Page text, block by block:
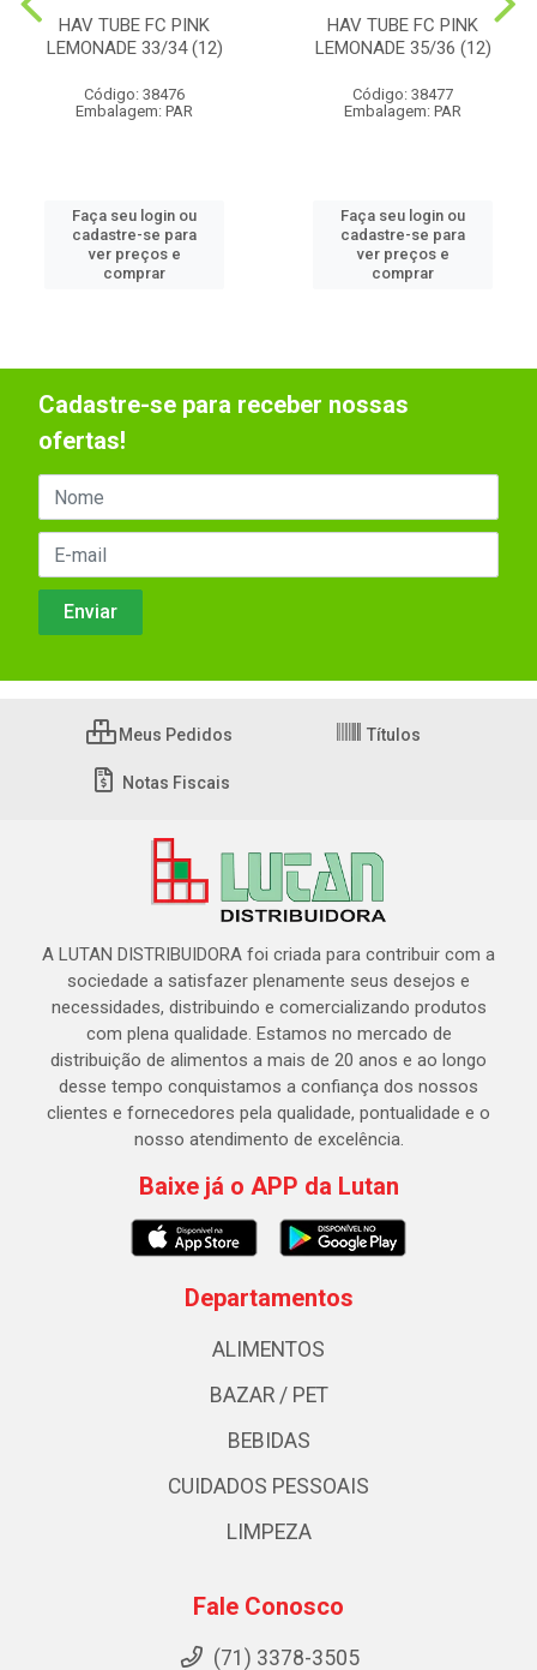
HAV TUBE FC PINK
LEMONADE 33/34 (12)
Código: 38476
Embalagem: PAR
Faça seu login ou
cadastre-se para
ver preços e
comprar
HAV TUBE FC PINK
LEMONADE 35/36 (12)
Código: 38477
Embalagem: PAR
Faça seu login ou
cadastre-se para
ver preços e
comprar
Cadastre-se para receber nossas
ofertas!
Meus Pedidos Títulos
Notas Fiscais
A LUTAN DISTRIBUIDORA foi criada para contribuir com a
sociedade a satisfazer plenamente seus desejos e
necessidades, distribuindo e comercializando produtos
com plena qualidade. Estamos no mercado de
distribuição de alimentos a mais de 20 anos e ao longo
desse tempo conquistamos a confiança dos nossos
clientes e fornecedores pela qualidade, pontualidade e o
nosso atendimento de excelência.
Baixe já o APP da Lutan
Departamentos
ALIMENTOS
BAZAR / PET
BEBIDAS
CUIDADOS PESSOAIS
LIMPEZA
Fale Conosco
(71) 3378-3505